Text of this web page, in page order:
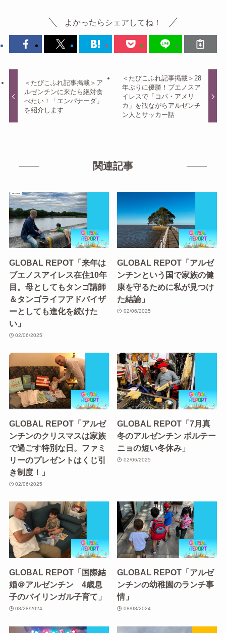
よかったらシェアしてね！
＜たびこふれ記事掲載＞ア
ルゼンチンに来たら絶対食
べたい！「エンパナーダ」
を紹介します
＜たびこふれ記事掲載＞28
年ぶりに優勝！ブエノスア
イレスで「コパ・アメリ
カ」を観ながらアルゼンチ
ン人とサッカー話
関連記事
GLOBAL REPOT「来年は
ブエノスアイレス在住10年
目。母としてもタンゴ講師
＆タンゴライフアドバイザ
ーとしても進化を続けた
い」
02/06/2025
GLOBAL REPOT「アルゼ
ンチンという国で家族の健
康を守るために私が見つけ
た結論」
02/06/2025
GLOBAL REPOT「アルゼ
ンチンのクリスマスは家族
で過ごす特別な日。ファミ
リーのプレゼントはくじ引
き制度！」
02/06/2025
GLOBAL REPOT「7月真
冬のアルゼンチン ポルテー
ニョの短い冬休み」
02/06/2025
GLOBAL REPOT「国際結
婚＠アルゼンチン 4歳息
子のバイリンガル子育て」
08/28/2024
GLOBAL REPOT「アルゼ
ンチンの幼稚園のランチ事
情」
08/08/2024